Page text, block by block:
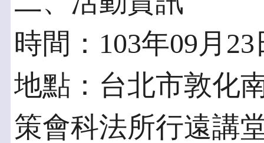
時間：103年09月
地點：台北市敦化
策會科法所行遠講